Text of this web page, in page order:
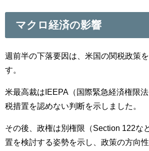
マクロ経済の影響
週前半の下落要因は、米国の関税政策
す。
米最高裁はIEEPA（国際緊急経済権限
税措置を認めない判断を示しました。
その後、政権は別権限（Section 122な
置を検討する姿勢を示し、政策の方向